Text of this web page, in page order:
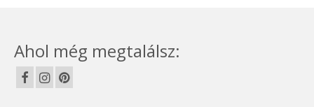
Ahol még megtalálsz: